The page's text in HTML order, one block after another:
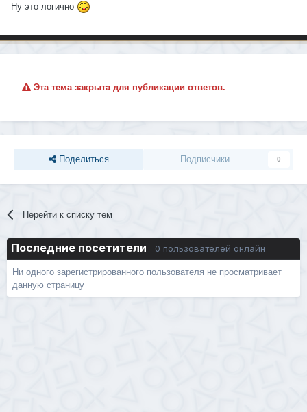
Ну это логично
Эта тема закрыта для публикации ответов.
Поделиться Подписчики 0
Перейти к списку тем
Последние посетители 0 пользователей онлайн
Ни одного зарегистрированного пользователя не просматривает
данную страницу